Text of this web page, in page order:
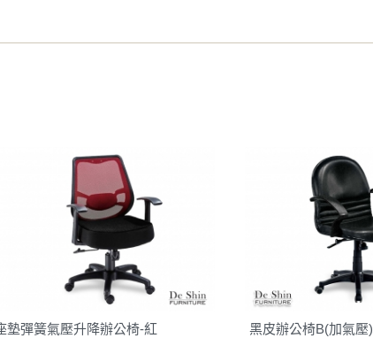
及運送人員輸送之安全，本司得視狀況延後或停止運送服
公司卸貨區為限，恕無法送至指定樓面。
墊彈簧氣壓升降辦公椅-紅 黑皮辦公椅B(加氣壓)